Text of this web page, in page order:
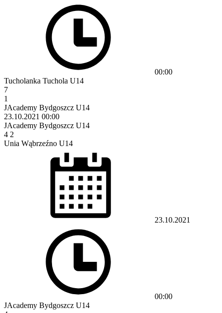
00:00
Tucholanka Tuchola U14
7
1
JAcademy Bydgoszcz U14
23.10.2021 00:00
JAcademy Bydgoszcz U14
4 2
Unia Wąbrzeźno U14
23.10.2021
00:00
JAcademy Bydgoszcz U14